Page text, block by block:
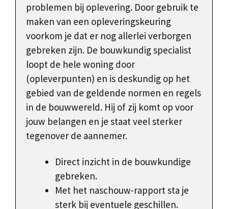
problemen bij oplevering. Door gebruik te
maken van een opleveringskeuring
voorkom je dat er nog allerlei verborgen
gebreken zijn. De bouwkundig specialist
loopt de hele woning door
(opleverpunten) en is deskundig op het
gebied van de geldende normen en regels
in de bouwwereld. Hij of zij komt op voor
jouw belangen en je staat veel sterker
tegenover de aannemer.
Direct inzicht in de bouwkundige
gebreken.
Met het naschouw-rapport sta je
sterk bij eventuele geschillen.